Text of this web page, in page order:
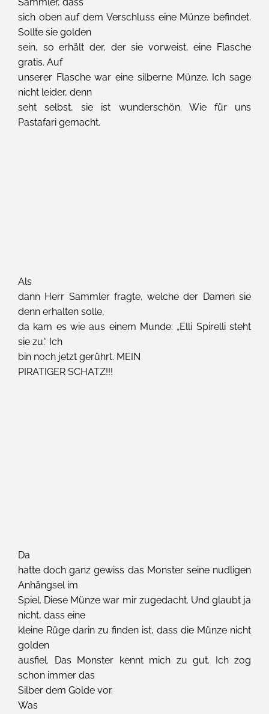
sich oben auf dem Verschluss eine Münze befindet.
Sollte sie golden
sein, so erhält der, der sie vorweist, eine Flasche
gratis. Auf
unserer Flasche war eine silberne Münze. Ich sage
nicht leider, denn
seht selbst, sie ist wunderschön. Wie für uns
Pastafari gemacht.
Als
dann Herr Sammler fragte, welche der Damen sie
denn erhalten solle,
da kam es wie aus einem Munde: „Elli Spirelli steht
sie zu.“ Ich
bin noch jetzt gerührt. MEIN
PIRATIGER SCHATZ!!!
Da
hatte doch ganz gewiss das Monster seine nudligen
Anhängsel im
Spiel. Diese Münze war mir zugedacht. Und glaubt ja
nicht, dass eine
kleine Rüge darin zu finden ist, dass die Münze nicht
golden
ausfiel. Das Monster kennt mich zu gut. Ich zog
schon immer das
Silber dem Golde vor.
Was